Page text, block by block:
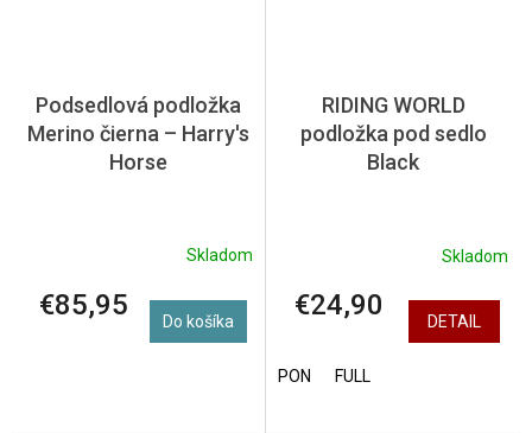
Podsedlová podložka
Merino čierna – Harry's
Horse
Skladom
€85,95 Do košíka
RIDING WORLD
podložka pod sedlo
Black
Skladom
€24,90 DETAIL
PON FULL